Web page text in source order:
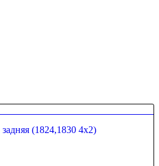
задняя (1824,1830 4х2)